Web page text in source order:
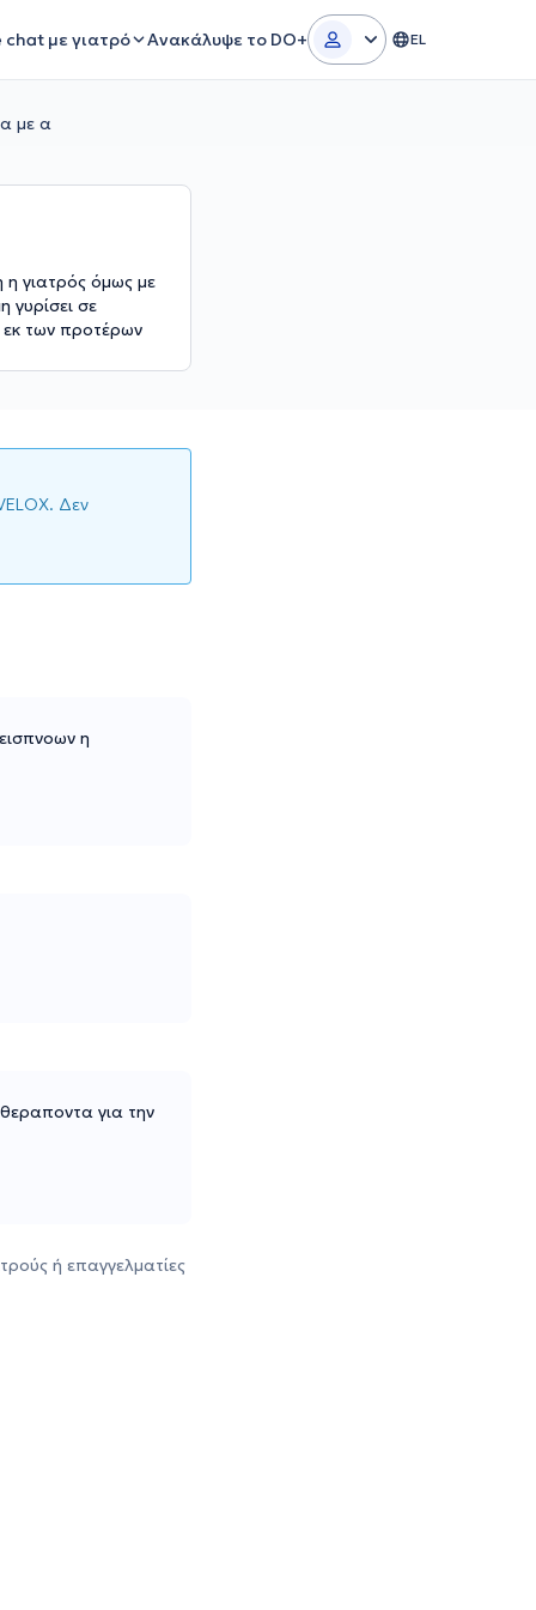
chat με γιατρό Ανακάλυψε το DO+ EL
με α
η γιατρός όμως με
γυρίσει σε
εκ των προτέρων
Δεν
η
για την
ή επαγγελματίες